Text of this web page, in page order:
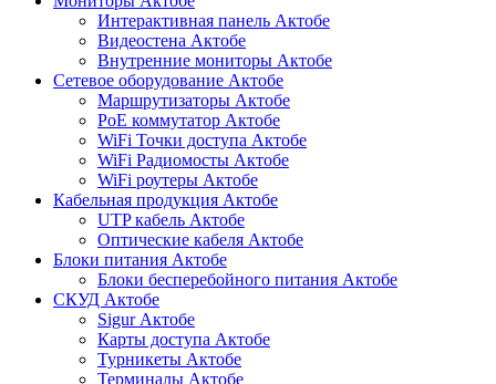
Интерактивная панель Актобе
Видеостена Актобе
Внутренние мониторы Актобе
Сетевое оборудование Актобе
Маршрутизаторы Актобе
PoE коммутатор Актобе
WiFi Точки доступа Актобе
WiFi Радиомосты Актобе
WiFi роутеры Актобе
Кабельная продукция Актобе
UTP кабель Актобе
Оптические кабеля Актобе
Блоки питания Актобе
Блоки бесперебойного питания Актобе
СКУД Актобе
Sigur Актобе
Карты доступа Актобе
Турникеты Актобе
Терминалы Актобе